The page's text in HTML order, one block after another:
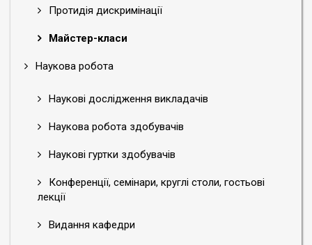
Протидія дискримінації
Майстер-класи
Наукова робота
Наукові дослідження викладачів
Наукова робота здобувачів
Наукові гуртки здобувачів
Конференції, семінари, круглі столи, гостьові
лекції
Видання кафедри